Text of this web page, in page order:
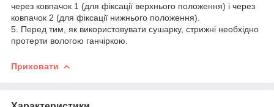
через ковпачок 1 (для фіксації верхнього положення) і через
ковпачок 2 (для фіксації нижнього положення).
5. Перед тим, як використовувати сушарку, стрижні необхідно
протерти вологою ганчіркою.
Приховати